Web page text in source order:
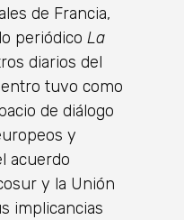
de Francia,
periódico La
diarios del
tuvo como
de diálogo
y
acuerdo
y la Unión
implicancias